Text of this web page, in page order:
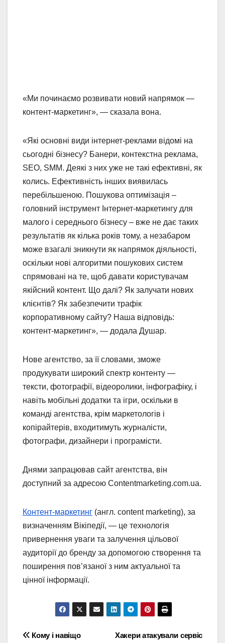
«Ми починаємо розвивати новий напрямок —
контент-маркетинг», — сказала вона.
«Які основні види інтернет-реклами відомі на
сьогодні бізнесу? Банери, контекстна реклама,
SEO, SMM. Деякі з них уже не такі ефективні, як
колись. Ефективність інших виявилась
перебільшеною. Пошукова оптимізація –
головний інструмент Інтернет-маркетингу для
малого і середнього бізнесу – вже не дає таких
результатів як кілька років тому, а незабаром
може взагалі зникнути як напрямок діяльності,
оскільки нові алгоритми пошукових систем
спрямовані на те, щоб давати користувачам
якійсний контент. Що далі? Як залучати нових
клієнтів? Як забезпечити трафік
корпоративному сайту? Наша відповідь:
контент-маркетинг», — додала Душар.
Нове агентство, за її словами, зможе
продукувати широкий спектр контенту —
тексти, фотографії, відеоролики, інфографіку, і
навіть мобільні додатки та ігри, оскільки в
команді агентства, крім маркетологів і
копірайтерів, входитимуть журналісти,
фотографи, дизайнери і програмісти.
Днями запрацював сайт агентства, він
доступний за адресою Contentmarketing.com.ua.
Контент-маркетинг (англ. content marketing), за
визначенням Вікіпедії, — це технологія
привернення уваги та залучення цільової
аудиторії до бренду за допомогою створення та
поширення пов’язаної з ним актуальної та
цінної інформації.
Навігація Хакери атакували сервіс
Кому і навіщо